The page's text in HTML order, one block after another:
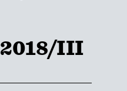
2018/III